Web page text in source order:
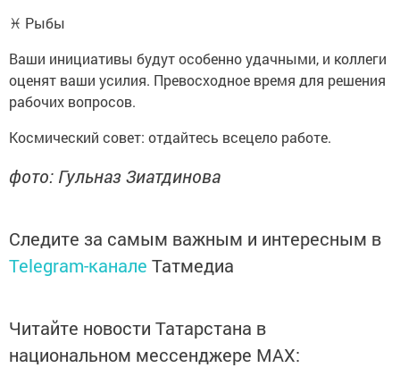
♓ Рыбы
Ваши инициативы будут особенно удачными, и коллеги
оценят ваши усилия. Превосходное время для решения
рабочих вопросов.
Космический совет: отдайтесь всецело работе.
фото: Гульназ Зиатдинова
Следите за самым важным и интересным в
Telegram-канале Татмедиа
Читайте новости Татарстана в
национальном мессенджере MАХ: